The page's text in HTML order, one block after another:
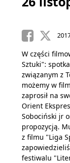
W części
Sztuki":
związanym z
możemy w
zaprosił na
Orient
Sobociński jr
propozycją.
z filmu "Liga
festiwalu